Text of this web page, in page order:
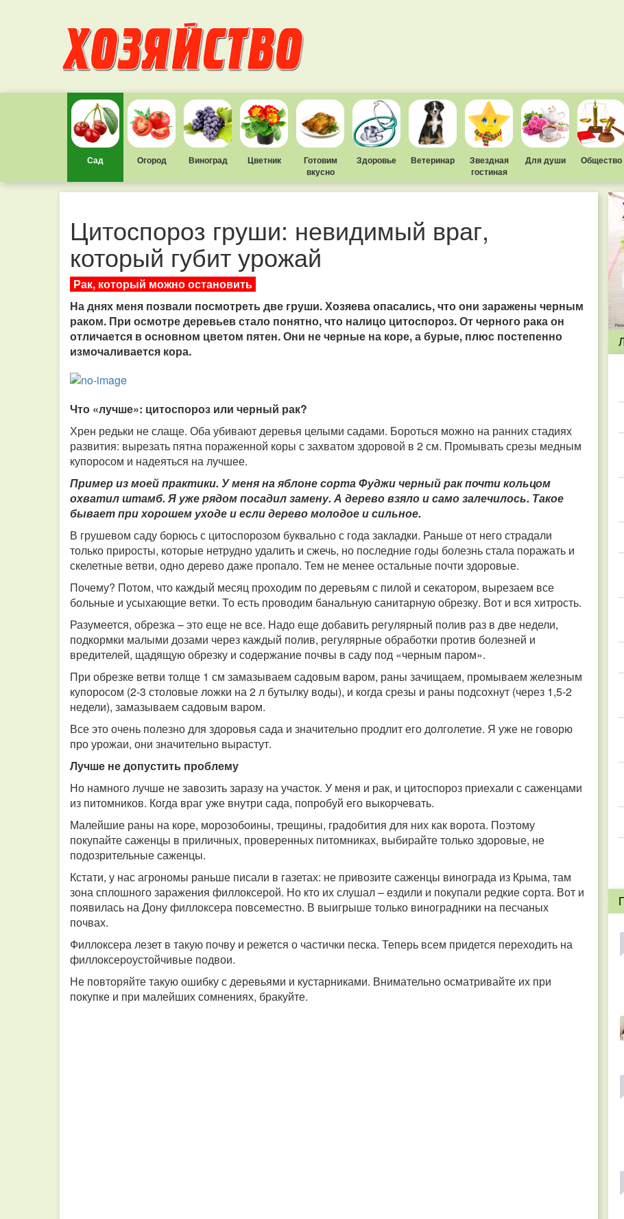
Сад Огород Виноград Цветник
Готовим
вкусно
Здоровье Ветеринар
Звездная
гостиная
Для души Общество
Цитоспороз груши: невидимый враг,
который губит урожай
Рак, который можно остановить
На днях меня позвали посмотреть две груши. Хозяева опасались, что они заражены черным
раком. При осмотре деревьев стало понятно, что налицо цитоспороз. От черного рака он
отличается в основном цветом пятен. Они не черные на коре, а бурые, плюс постепенно
измочаливается кора.
Что «лучше»: цитоспороз или черный рак?
Хрен редьки не слаще. Оба убивают деревья целыми садами. Бороться можно на ранних стадиях
развития: вырезать пятна пораженной коры с захватом здоровой в 2 см. Промывать срезы медным
купоросом и надеяться на лучшее.
Пример из моей практики. У меня на яблоне сорта Фуджи черный рак почти кольцом
охватил штамб. Я уже рядом посадил замену. А дерево взяло и само залечилось. Такое
бывает при хорошем уходе и если дерево молодое и сильное.
В грушевом саду борюсь с цитоспорозом буквально с года закладки. Раньше от него страдали
только приросты, которые нетрудно удалить и сжечь, но последние годы болезнь стала поражать и
скелетные ветви, одно дерево даже пропало. Тем не менее остальные почти здоровые.
Почему? Потом, что каждый месяц проходим по деревьям с пилой и секатором, вырезаем все
больные и усыхающие ветки. То есть проводим банальную санитарную обрезку. Вот и вся хитрость.
Разумеется, обрезка – это еще не все. Надо еще добавить регулярный полив раз в две недели,
подкормки малыми дозами через каждый полив, регулярные обработки против болезней и
вредителей, щадящую обрезку и содержание почвы в саду под «черным паром».
При обрезке ветви толще 1 см замазываем садовым варом, раны зачищаем, промываем железным
купоросом (2-3 столовые ложки на 2 л бутылку воды), и когда срезы и раны подсохнут (через 1,5-2
недели), замазываем садовым варом.
Все это очень полезно для здоровья сада и значительно продлит его долголетие. Я уже не говорю
про урожаи, они значительно вырастут.
Лучше не допустить проблему
Но намного лучше не завозить заразу на участок. У меня и рак, и цитоспороз приехали с саженцами
из питомников. Когда враг уже внутри сада, попробуй его выкорчевать.
Малейшие раны на коре, морозобоины, трещины, градобития для них как ворота. Поэтому
покупайте саженцы в приличных, проверенных питомниках, выбирайте только здоровые, не
подозрительные саженцы.
Кстати, у нас агрономы раньше писали в газетах: не привозите саженцы винограда из Крыма, там
зона сплошного заражения филлоксерой. Но кто их слушал – ездили и покупали редкие сорта. Вот и
появилась на Дону филлоксера повсеместно. В выигрыше только виноградники на песчаных
почвах.
Филлоксера лезет в такую почву и режется о частички песка. Теперь всем придется переходить на
филлоксероустойчивые подвои.
Не повторяйте такую ошибку с деревьями и кустарниками. Внимательно осматривайте их при
покупке и при малейших сомнениях, бракуйте.